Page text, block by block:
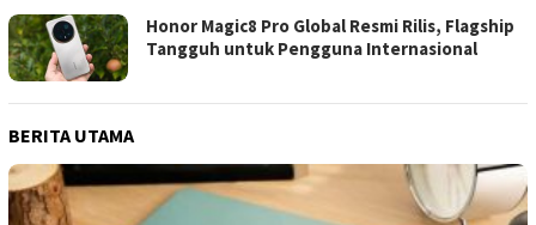
Honor Magic8 Pro Global Resmi Rilis, Flagship
Tangguh untuk Pengguna Internasional
BERITA UTAMA